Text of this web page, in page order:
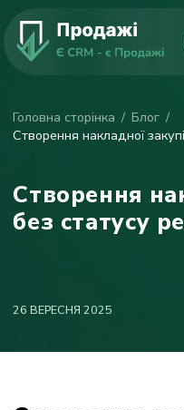
Головна сторінка
Блог
Створення накладної
Створення
без статусу
26 ВЕРЕСНЯ 2025